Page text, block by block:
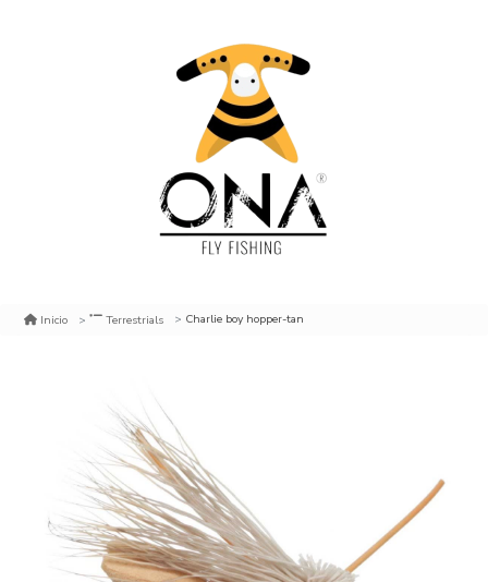
Inicio Terrestrials Charlie boy hopper-tan